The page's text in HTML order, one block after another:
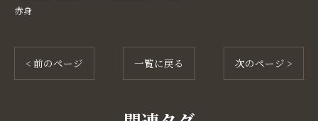
赤身
< 前のページ 一覧に戻る 次のページ >